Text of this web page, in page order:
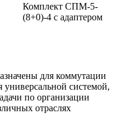
Комплект СПМ-5-
(8+0)-4 с адаптером
для коммутации
универсальной системой,
по организации
отраслях